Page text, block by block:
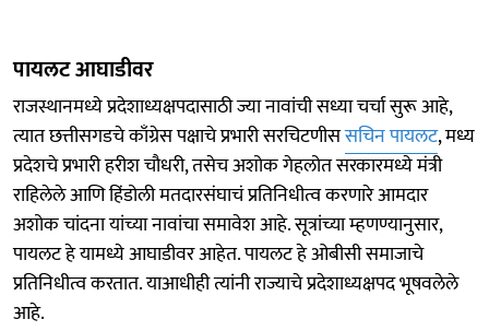
पायलट आघाडीवर
राजस्थानमध्ये प्रदेशाध्यक्षपदासाठी ज्या नावांची सध्या चर्चा सुरू आहे,
त्यात छत्तीसगडचे काँग्रेस पक्षाचे प्रभारी सरचिटणीससचिन पायलट, मध्य
प्रदेशचे प्रभारी हरीश चौधरी, तसेच अशोक गेहलोत सरकारमध्ये मंत्री
राहिलेले आणि हिंडोली मतदारसंघाचं प्रतिनिधीत्व करणारे आमदार
अशोक चांदना यांच्या नावांचा समावेश आहे. सूत्रांच्या म्हणण्यानुसार,
पायलट हे यामध्ये आघाडीवर आहेत. पायलट हे ओबीसी समाजाचे
प्रतिनिधीत्व करतात. याआधीही त्यांनी राज्याचे प्रदेशाध्यक्षपद भूषवलेले
आहे.